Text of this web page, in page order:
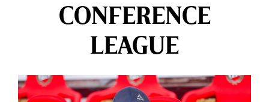
CONFERENCE
LEAGUE